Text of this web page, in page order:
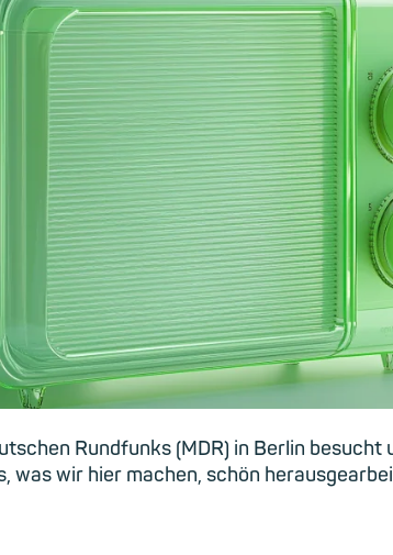
Rundfunks (MDR) in Berlin
wir hier machen, schön